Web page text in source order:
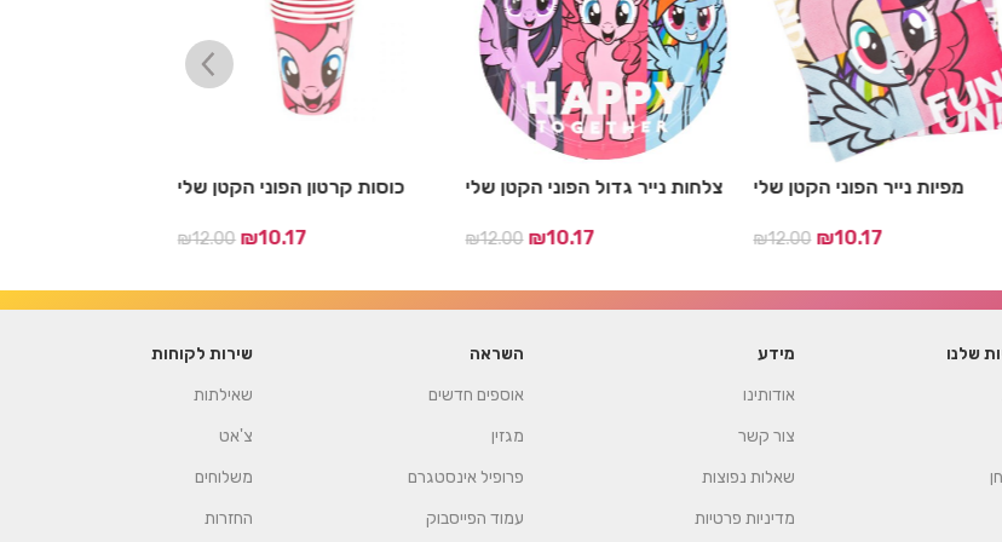
כוסות קרטון הפוני הקטן שלי
₪12.00 ₪10.17
צלחות נייר גדול הפוני הקטן שלי
₪12.00 ₪10.17
מפיות נייר הפוני הקטן שלי
₪12.00 ₪10.17
שלנו
מידע
אודותינו
צור קשר
שאלות נפוצות
מדיניות פרטיות
השראה
אוספים חדשים
מגזין
פרופיל אינסטגרם
עמוד הפייסבוק
שירות לקוחות
שאילתות
צ'אט
משלוחים
החזרות